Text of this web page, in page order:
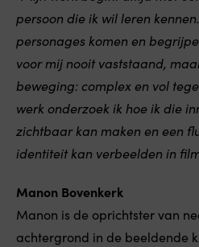
persoon die ik wil leren
personages komen en
voor mij nooit vaststaand,
beweging: complex en vol
werk onderzoek ik hoe ik die
zichtbaar kan maken en een
identiteit kan verbeelden in
Manon Bovenkerk
Manon is de oprichtster van
achtergrond in de beeldende